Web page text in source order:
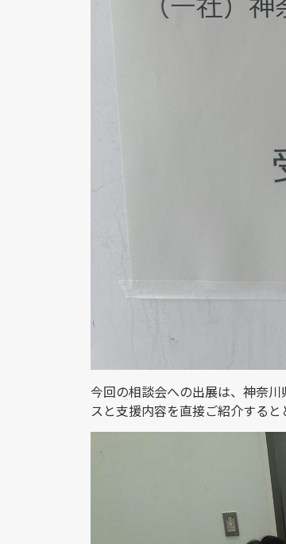
今回の相談会への出展は、神奈
スと支援内容を直接ご紹介する